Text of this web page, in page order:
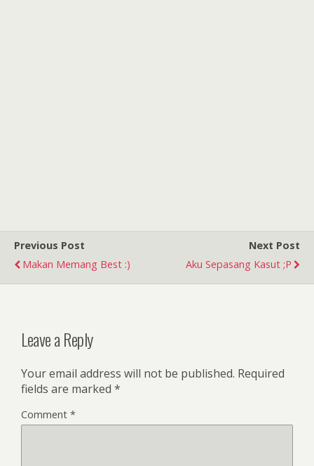
Previous Post
Makan Memang Best :)
Next Post
Aku Sepasang Kasut ;p
Leave a Reply
Your email address will not be published. Required
fields are marked *
Comment *